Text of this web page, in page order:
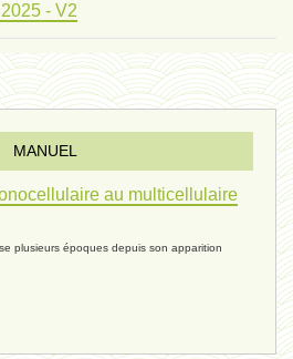
- V2
2025
MANUEL
au multicellulaire
plusieurs époques depuis son apparition